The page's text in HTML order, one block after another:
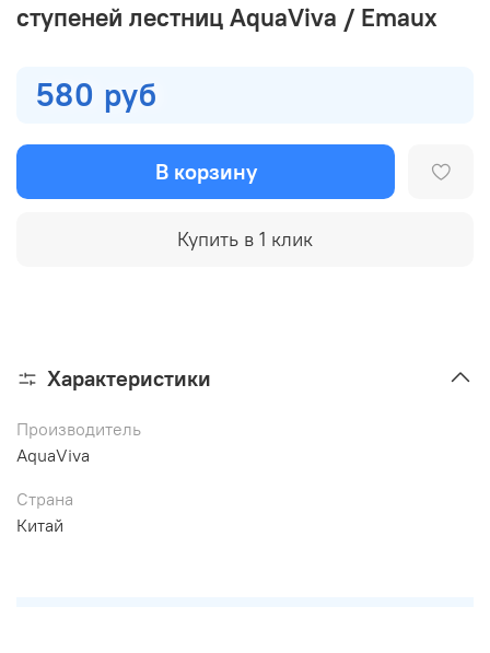
ступеней лестниц AquaViva / Emaux
580 руб
В корзину
Купить в 1 клик
Характеристики
Производитель
AquaViva
Страна
Китай